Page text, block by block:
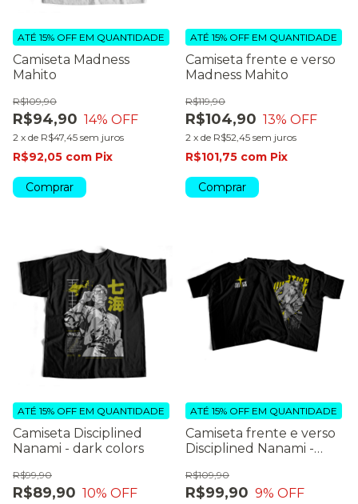
Camiseta Madness
Mahito
R$94,90
R$109,90
14% OFF
2 x de R$47,45 sem juros
ATÉ 15% OFF EM QUANTIDADE
R$92,05 com Pix
Comprar
Camiseta frente e verso
Madness Mahito
R$104,90
R$119,90
13% OFF
2 x de R$52,45 sem juros
ATÉ 15% OFF EM QUANTIDADE
R$101,75 com Pix
Comprar
Camiseta Disciplined
Nanami - dark colors
R$89,90
R$99,90
10% OFF
ATÉ 15% OFF EM QUANTIDADE
Camiseta frente e verso
Disciplined Nanami -
R$99,90
R$109,90
9% OFF
ATÉ 15% OFF EM QUANTIDADE